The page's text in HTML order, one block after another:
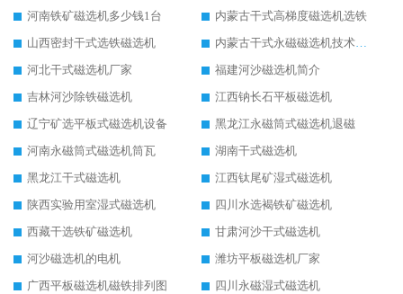
河南铁矿磁选机多少钱1台
内蒙古干式高梯度磁选机选铁
山西密封干式选铁磁选机
内蒙古干式永磁磁选机技术要求
河北干式磁选机厂家
福建河沙磁选机简介
吉林河沙除铁磁选机
江西钠长石平板磁选机
辽宁矿选平板式磁选机设备
黑龙江永磁筒式磁选机退磁
河南永磁筒式磁选机筒瓦
湖南干式磁选机
黑龙江干式磁选机
江西钛尾矿湿式磁选机
陕西实验用室湿式磁选机
四川水选褐铁矿磁选机
西藏干选铁矿磁选机
甘肃河沙干式磁选机
河沙磁选机的电机
潍坊平板磁选机厂家
广西平板磁选机磁铁排列图
四川永磁湿式磁选机